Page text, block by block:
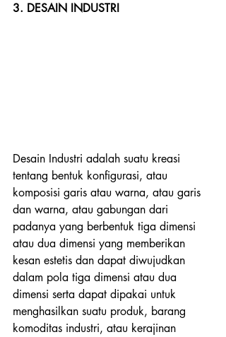
3. DESAIN INDUSTRI
Desain Industri adalah suatu kreasi
tentang bentuk konfigurasi, atau
komposisi garis atau warna, atau garis
dan warna, atau gabungan dari
padanya yang berbentuk tiga dimensi
atau dua dimensi yang memberikan
kesan estetis dan dapat diwujudkan
dalam pola tiga dimensi atau dua
dimensi serta dapat dipakai untuk
menghasilkan suatu produk, barang
komoditas industri, atau kerajinan